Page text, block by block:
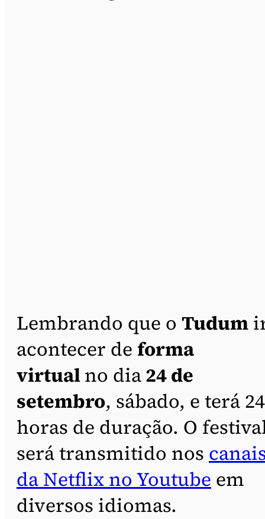
Lembrando que o Tudum
acontecer de forma
virtualno dia24 de
setembro, sábado, e terá 24
horas de duração. O
será transmitido nos
da Netflix no Youtube em
diversos idiomas.